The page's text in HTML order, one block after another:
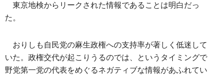
東京地検からリークされた情報であることは明白だっ
た。
おりしも自民党の麻生政権への支持率が著しく低迷して
いた。政権交代が起こりうるのでは、というタイミングで
野党第一党の代表をめぐるネガティブな情報があふれてい